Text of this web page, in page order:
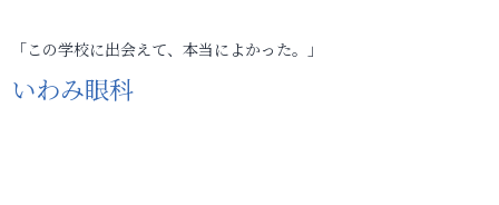
「この学校に出会えて、本当によかった。」
いわみ眼科